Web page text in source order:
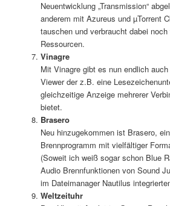
Neuentwicklung „Transmission“
anderem mit Azureus und µTorrent
tauschen und verbraucht dabei
Ressourcen.
Vinagre
Mit Vinagre gibt es nun endlich
Viewer der z.B. eine
gleichzeitige Anzeige mehrerer
bietet.
Brasero
Neu hinzugekommen ist Brasero,
Brennprogramm mit vielfältiger
(Soweit ich weiß sogar schon Blue
Audio Brennfunktionen von Sound
im Dateimanager Nautilus
Weltzeituhr